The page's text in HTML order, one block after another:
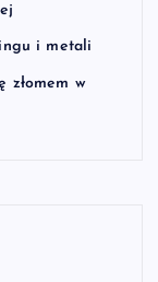
i metali
złomem w